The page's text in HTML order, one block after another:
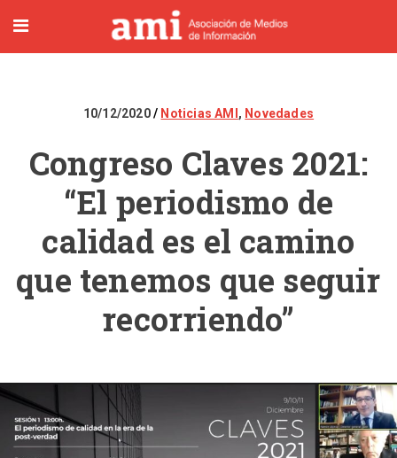
10/12/2020 Noticias AMI , Novedades
Congreso Claves 2021:
“El periodismo de
calidad es el camino
que tenemos que seguir
recorriendo”